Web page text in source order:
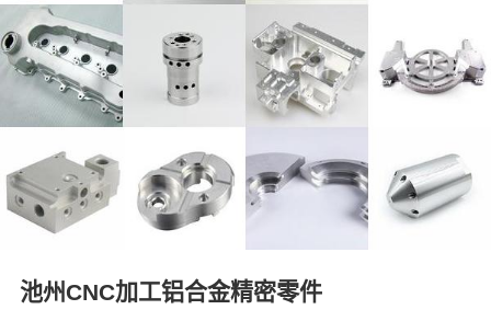
池州CNC加工铝合金精密零件